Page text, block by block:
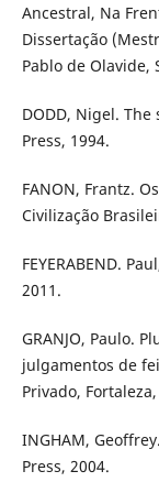
Ancestral, Na
Dissertação
Pablo de Olavide,
DODD, Nigel.
Press, 1994.
FANON, Frantz.
Civilização
FEYERABEND.
2011.
GRANJO, Paulo.
julgamentos de
Privado,
INGHAM,
Press, 2004.